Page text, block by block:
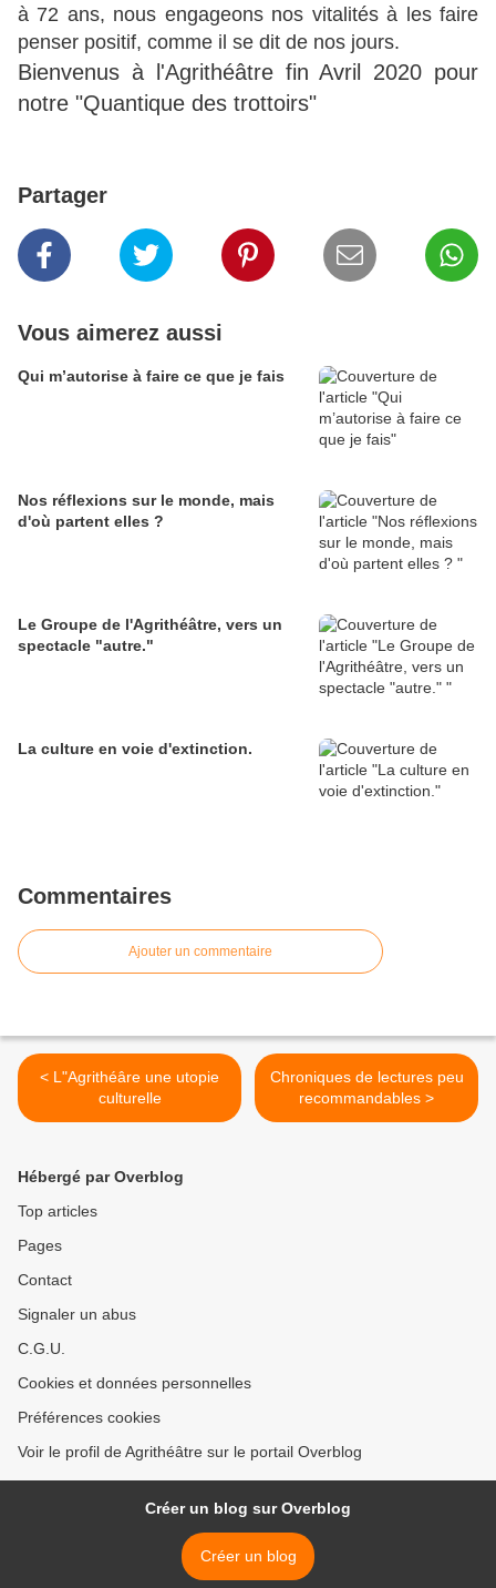
à 72 ans, nous engageons nos vitalités à les faire
penser positif, comme il se dit de nos jours.
Bienvenus à l'Agrithéâtre fin Avril 2020 pour
notre "Quantique des trottoirs"
Partager
Vous aimerez aussi
Qui m’autorise à faire ce que je fais
Nos réflexions sur le monde, mais
d'où partent elles ?
Le Groupe de l'Agrithéâtre, vers un
spectacle "autre."
La culture en voie d'extinction.
Commentaires
Ajouter un commentaire
< L"Agrithéâre une utopie
culturelle
Chroniques de lectures peu
recommandables >
Hébergé par Overblog
Top articles
Pages
Contact
Signaler un abus
C.G.U.
Cookies et données personnelles
Préférences cookies
Voir le profil de Agrithéâtre sur le portail Overblog
Créer un blog sur Overblog
Créer un blog